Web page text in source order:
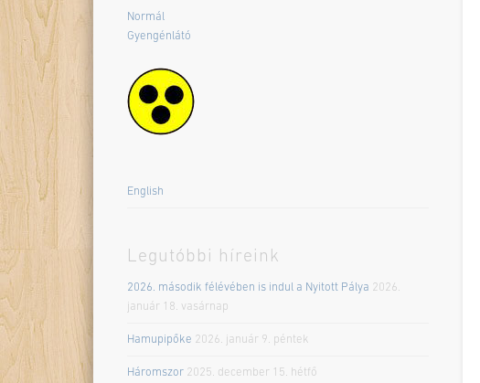
Normál
Gyengénlátó
English
Legutóbbi híreink
2026. második félévében is indul a Nyitott Pálya 2026.
január 18. vasárnap
Hamupipőke 2026. január 9. péntek
Háromszor 2025. december 15. hétfő